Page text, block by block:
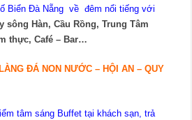
Biển Đà Nẵng về đêm nổi tiếng với
sông Hàn, Cầu Rồng, Trung Tâm
thực, Café – Bar…
ĐÁ NON NƯỚC – HỘI AN – QUY
tâm sáng Buffet tại khách sạn, trả